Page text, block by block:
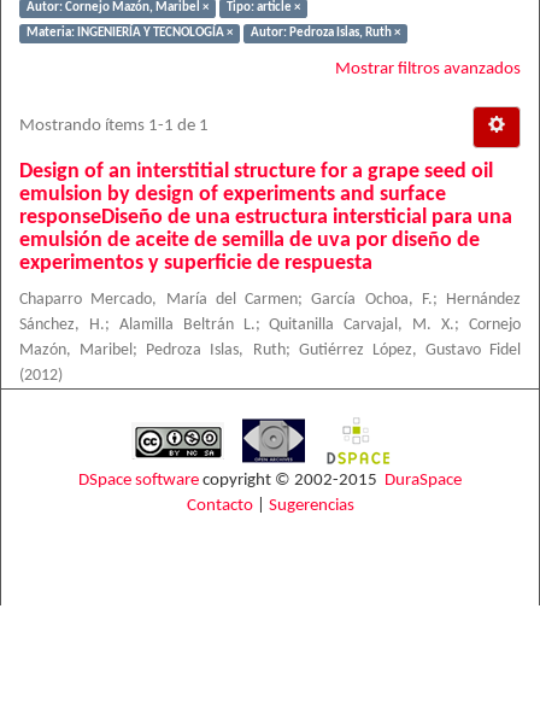
Autor: Cornejo Mazón, Maribel ×
Tipo: article ×
Materia: INGENIERÍA Y TECNOLOGÍA ×
Autor: Pedroza Islas, Ruth ×
Mostrar filtros avanzados
Mostrando ítems 1-1 de 1
Design of an interstitial structure for a grape seed oil
emulsion by design of experiments and surface
responseDiseño de una estructura intersticial para una
emulsión de aceite de semilla de uva por diseño de
experimentos y superficie de respuesta
Chaparro Mercado, María del Carmen;García Ochoa, F.;
Hernández
Sánchez, H.; Alamilla Beltrán L.;Quitanilla Carvajal, M. X.;Cornejo
Mazón, Maribel ; Pedroza Islas, Ruth; Gutiérrez López, Gustavo Fidel
(2012)
DSpace software copyright © 2002-2015 DuraSpace
Contacto| Sugerencias